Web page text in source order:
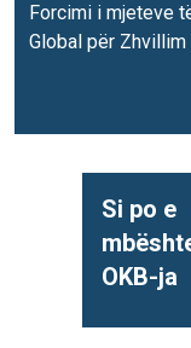
Forcimi i mjeteve
Global për
Si po e
OKB-ja